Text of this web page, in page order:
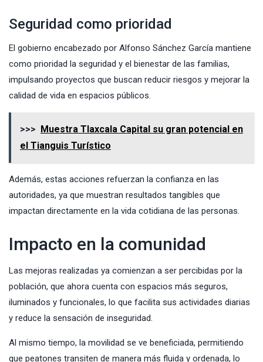
Seguridad como prioridad
El gobierno encabezado por Alfonso Sánchez García mantiene
como prioridad la seguridad y el bienestar de las familias,
impulsando proyectos que buscan reducir riesgos y mejorar la
calidad de vida en espacios públicos.
>>>
Muestra Tlaxcala Capital su gran potencial en
el Tianguis Turístico
Además, estas acciones refuerzan la confianza en las
autoridades, ya que muestran resultados tangibles que
impactan directamente en la vida cotidiana de las personas.
Impacto en la comunidad
Las mejoras realizadas ya comienzan a ser percibidas por la
población, que ahora cuenta con espacios más seguros,
iluminados y funcionales, lo que facilita sus actividades diarias
y reduce la sensación de inseguridad.
Al mismo tiempo, la movilidad se ve beneficiada, permitiendo
que peatones transiten de manera más fluida y ordenada, lo